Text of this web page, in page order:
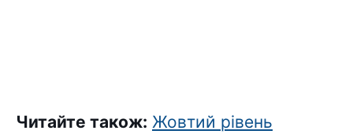
Читайте також: Жовтий рівень